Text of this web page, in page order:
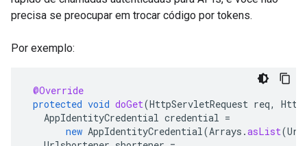
precisa se preocupar em trocar código por tokens.
Por exemplo:
@Override
protected void doGet(HttpServletRequest req,
AppIdentityCredential credential =
new AppIdentityCredential(Arrays .asList(